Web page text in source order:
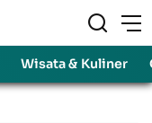
Wisata & Kuliner